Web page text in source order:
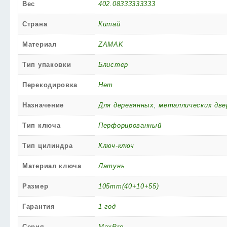
Вес 402.08333333333
Страна Китай
Материал ZAMAK
Тип упаковки Блистер
Перекодировка Нет
Назначение Для деревянных, металлических
Тип ключа Перфорированный
Тип цилиндра Ключ-ключ
Материал ключа Латунь
Размер 105mm(40+10+55)
Гарантия 1 год